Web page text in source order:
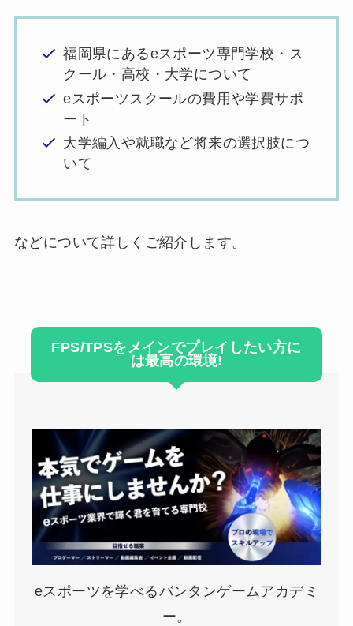
福岡県にあるeスポーツ専門学校・ス
クール・高校・大学について
eスポーツスクールの費用や学費サポ
ート
大学編入や就職など将来の選択肢につ
いて
などについて詳しくご紹介します。
FPS/TPSをメインでプレイしたい方に
は最高の環境!
eスポーツを学べるバンタンゲームアカデミ
ー。